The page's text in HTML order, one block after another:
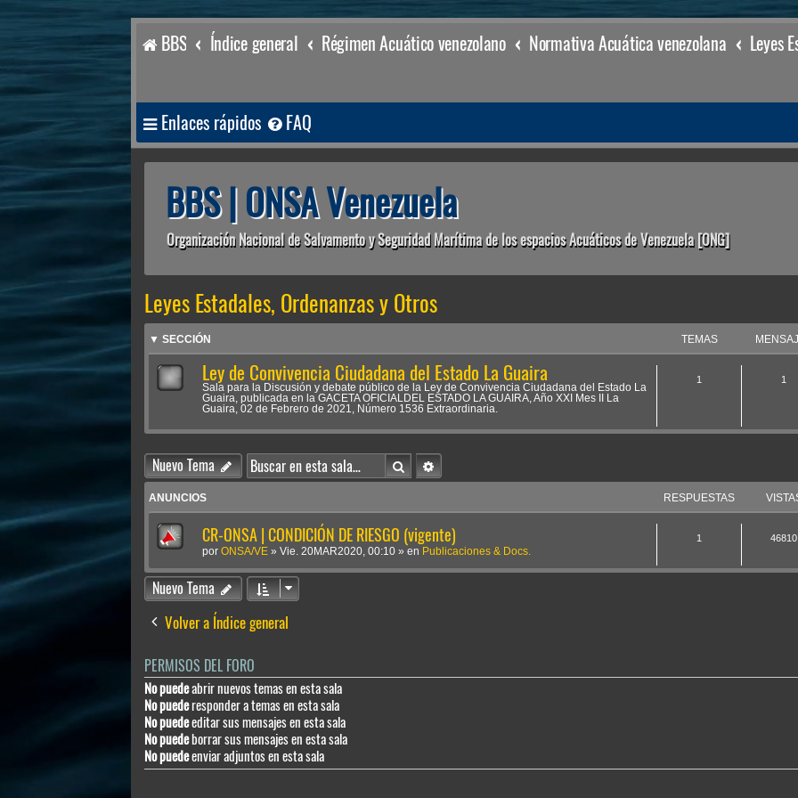
BBS Índice general Régimen Acuático venezolano Normativa Acuática venezolana
Enlaces rápidos FAQ
BBS | ONSA Venezuela
Organización Nacional de Salvamento y Seguridad Marítima de los espacios Acuáticos de Venezuela [ONG]
Leyes Estadales, Ordenanzas y Otros
▼ SECCIÓN TEMAS
Ley de Convivencia Ciudadana del Estado La Guaira
Sala para la Discusión y debate público de la Ley de Convivencia Ciudadana del Estado La
Guaira, publicada en la GACETA OFICIALDEL ESTADO LA GUAIRA, Año XXI Mes II La
Guaira, 02 de Febrero de 2021, Número 1536 Extraordinaria.
1 1
Nuevo Tema BuscarBúsqueda avanzada
ANUNCIOS RESPUESTAS
CR-ONSA | CONDICIÓN DE RIESGO (vigente)
por ONSA/VE » Vie. 20MAR2020, 00:10 » en Publicaciones & Docs.
1 46810
Nuevo Tema
Volver a Índice general
PERMISOS DEL FORO
No puedeabrir nuevos temas en esta sala
No puederesponder a temas en esta sala
No puedeeditar sus mensajes en esta sala
No puedeborrar sus mensajes en esta sala
No puedeenviar adjuntos en esta sala